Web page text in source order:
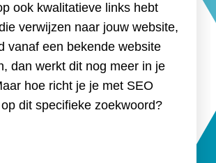
ook kwalitatieve links hebt
verwijzen naar jouw website,
vanaf een bekende website
dan werkt dit nog meer in je
hoe richt je je met SEO
dit specifieke zoekwoord?